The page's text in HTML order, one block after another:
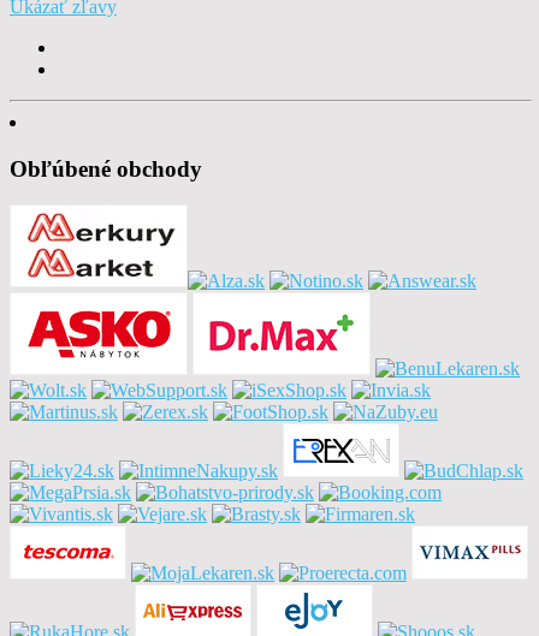
Ukázať zľavy
Obľúbené obchody